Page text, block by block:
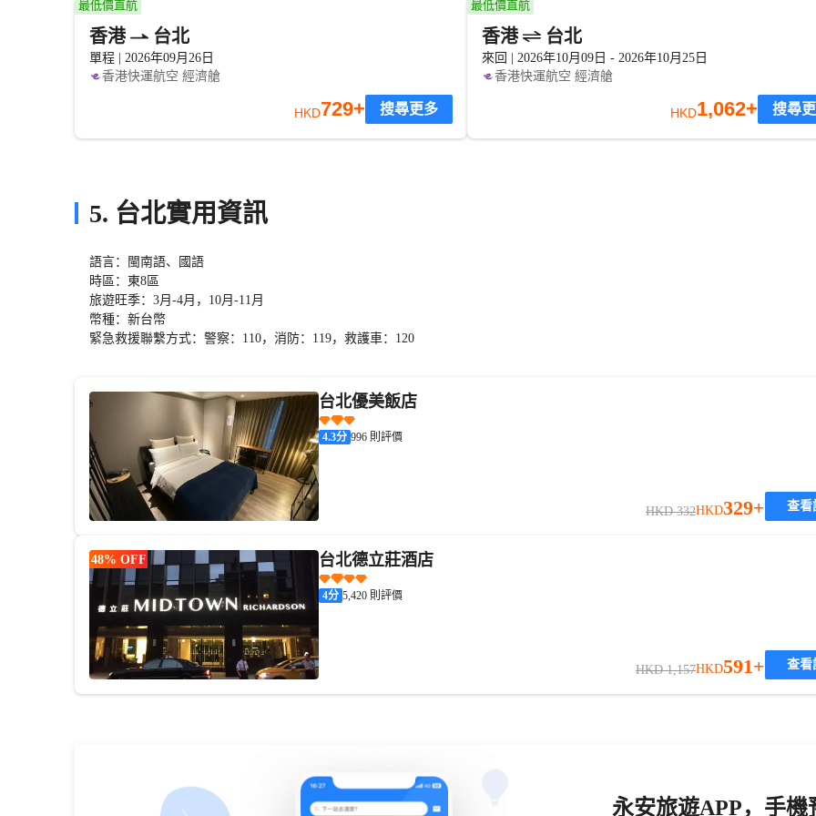
最低價直航
香港 台北
單程 | 2026年09月26日
香港快運航空 經濟艙
HKD729+ 搜尋更多
最低價直航
香港 台北
來回 | 2026年10月09日 - 2026年10月25日
香港快運航空 經濟艙
HKD1,062+ 搜尋
5. 台北實用資訊
語言：閩南語、國語
時區：東8區
旅遊旺季：3月-4月，10月-11月
幣種：新台幣
緊急救援聯繫方式：警察：110，消防：119，救護車：120
台北優美飯店
4.3分 996 則評價
HKD 332HKD329+ 查看
48% OFF 台北德立莊酒店
4分 5,420 則評價
HKD 1,157HKD591+ 查看
永安旅遊APP，手